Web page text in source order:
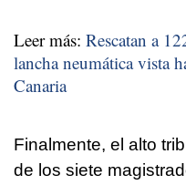
Leer más: Rescatan a
lancha neumática vista
Canaria
Finalmente, el alto
de los siete